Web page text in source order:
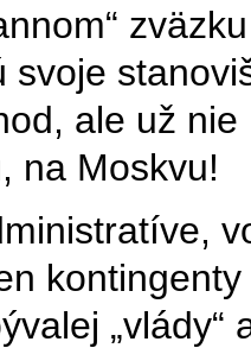
svoje
ale už nie
na Moskvu!
„vlády“